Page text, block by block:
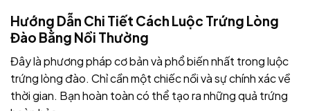
Hướng Dẫn Chi Tiết Cách Luộc Trứng Lòng
Đào Bằng Nồi Thường
Đây là phương pháp cơ bản và phổ biến nhất trong luộc
trứng lòng đào. Chỉ cần một chiếc nồi và sự chính xác về
thời gian. Bạn hoàn toàn có thể tạo ra những quả trứng